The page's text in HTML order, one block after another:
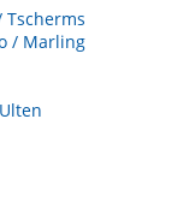
Tscherms
/ Marling